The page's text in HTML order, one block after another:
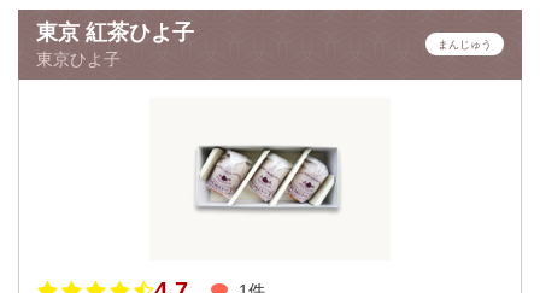
東京 紅茶ひよ子
東京ひよ子
まんじゅう